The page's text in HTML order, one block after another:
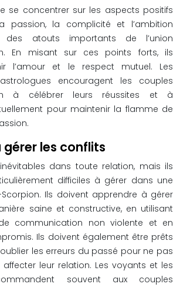
se concentrer sur les aspects positifs
passion, la complicité et l’ambition
des atouts importants de l’union
En misant sur ces points forts, ils
l’amour et le respect mutuel. Les
encouragent les couples
à célébrer leurs réussites et à
pour maintenir la flamme de
les conflits
dans toute relation, mais ils
difficiles à gérer dans une
Ils doivent apprendre à gérer
saine et constructive, en utilisant
communication non violente et en
Ils doivent également être prêts
les erreurs du passé pour ne pas
leur relation. Les voyants et les
souvent aux couples